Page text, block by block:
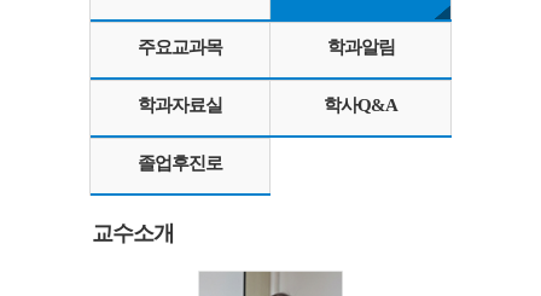
주요교과목 학과알림
학과자료실 학사Q&A
졸업후진로
교수소개